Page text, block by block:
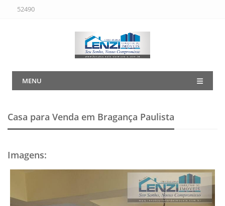
52490
MENU
Casa para Venda em Bragança Paulista
Imagens: